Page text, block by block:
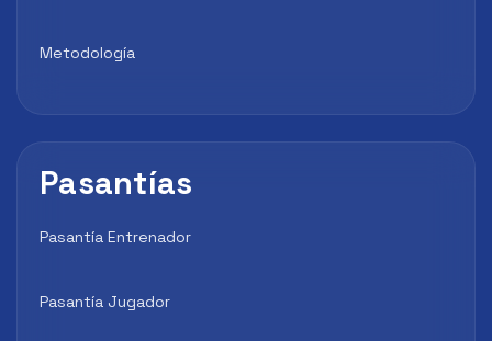
Metodología
Pasantías
Pasantía Entrenador
Pasantía Jugador